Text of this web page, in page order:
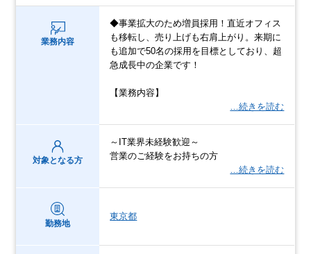
業務内容
◆事業拡大のため増員採用！直近オフィス
も移転し、売り上げも右肩上がり。来期に
も追加で50名の採用を目標としており、超
急成長中の企業です！
【業務内容】
…続きを読む
対象となる方
～IT業界未経験歓迎～
営業のご経験をお持ちの方
…続きを読む
勤務地
東京都